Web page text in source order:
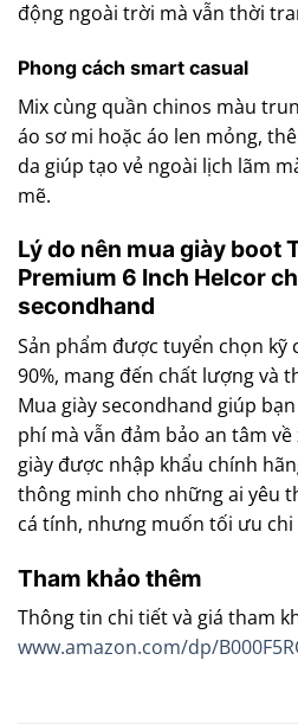
động ngoài trời mà vẫn thời
Phong cách smart casual
Mix cùng quần chinos màu
áo sơ mi hoặc áo len mỏng,
da giúp tạo vẻ ngoài lịch lãm
mẽ.
Lý do nên mua giày boot
Premium 6 Inch Helcor
secondhand
Sản phẩm được tuyển chọn kỹ
90%, mang đến chất lượng và
Mua giày secondhand giúp
phí mà vẫn đảm bảo an tâm
giày được nhập khẩu chính
thông minh cho những ai yêu
cá tính, nhưng muốn tối ưu
Tham khảo thêm
Thông tin chi tiết và giá tham
www.amazon.com/dp/